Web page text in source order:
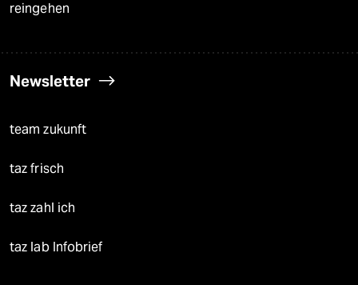
reingehen
Newsletter
team zukunft
taz frisch
taz zahl ich
taz lab Infobrief